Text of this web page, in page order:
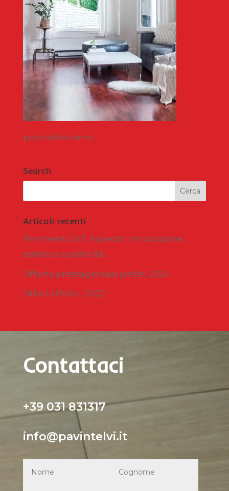
pavintelvi como
Search
Articoli recenti
Pavimenti LVT Aspecta: innovazione,
estetica e praticità
Offerta prestagionale pellet 2024
Offerta Pellet 2022
Contattaci
+39 031 831317
info@pavintelvi.it